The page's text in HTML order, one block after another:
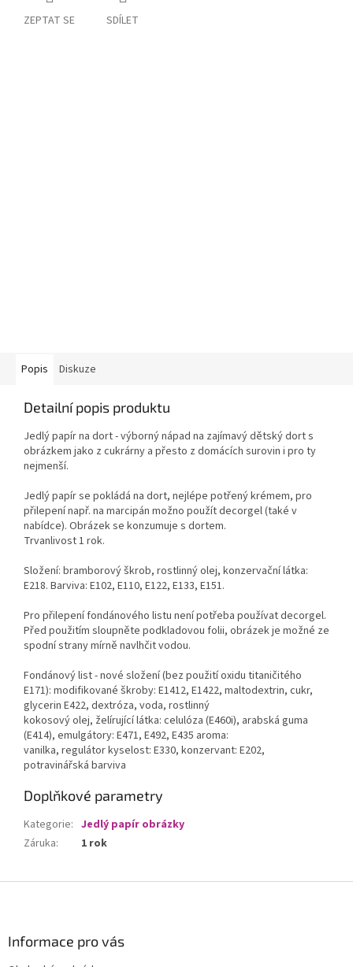
ZEPTAT SE SDÍLET
Popis Diskuze
Detailní popis produktu
Jedlý papír na dort - výborný nápad na zajímavý dětský dort s
obrázkem jako z cukrárny a přesto z domácích surovin i pro ty
nejmenší.
Jedlý papír se pokládá na dort, nejlépe potřený krémem, pro
přilepení např. na marcipán možno použít decorgel (také v
nabídce). Obrázek se konzumuje s dortem.
Trvanlivost 1 rok.
Složení: bramborový škrob, rostlinný olej, konzervační látka:
E218. Barviva: E102, E110, E122, E133, E151.
Pro přilepení fondánového listu není potřeba používat decorgel.
Před použitím sloupněte podkladovou folii, obrázek je možné ze
spodní strany mírně navlhčit vodou.
Fondánový list - nové složení (bez použití oxidu titaničitého
E171): modifikované škroby: E1412, E1422, maltodextrin, cukr,
glycerin E422, dextróza, voda, rostlinný
kokosový olej, želírující látka: celulóza (E460i), arabská guma
(E414), emulgátory: E471, E492, E435 aroma:
vanilka, regulátor kyselost: E330, konzervant: E202,
potravinářská barviva
Doplňkové parametry
Kategorie: Jedlý papír obrázky
Záruka: 1 rok
Informace pro vás